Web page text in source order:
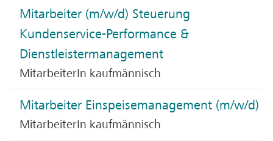
Mitarbeiter (m/w/d) Steuerung
Kundenservice-Performance &
Dienstleistermanagement
MitarbeiterIn kaufmännisch
Mitarbeiter Einspeisemanagement (m/w/d)
MitarbeiterIn kaufmännisch